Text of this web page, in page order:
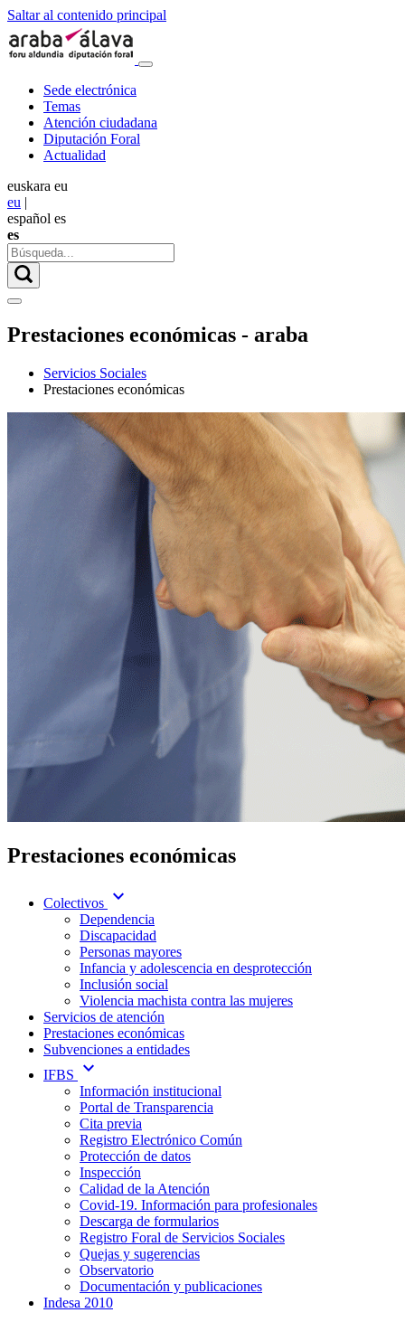
Saltar al contenido principal
Sede electrónica
Temas
Atención ciudadana
Diputación Foral
Actualidad
euskara eu
eu |
español es
es
Prestaciones económicas - araba
Servicios Sociales
Prestaciones económicas
Prestaciones económicas
Colectivos expand_more
Dependencia
Discapacidad
Personas mayores
Infancia y adolescencia en desprotección
Inclusión social
Violencia machista contra las mujeres
Servicios de atención
Prestaciones económicas
Subvenciones a entidades
IFBS
expand_more
Información institucional
Portal de Transparencia
Cita previa
Registro Electrónico Común
Protección de datos
Inspección
Calidad de la Atención
Covid-19. Información para profesionales
Descarga de formularios
Registro Foral de Servicios Sociales
Quejas y sugerencias
Observatorio
Documentación y publicaciones
Indesa 2010